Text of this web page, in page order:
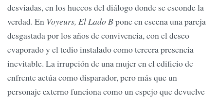
desviadas, en los huecos del diálogo donde se esconde la
verdad. En Voyeurs, El Lado Bpone en escena una pareja
desgastada por los años de convivencia, con el deseo
evaporado y el tedio instalado como tercera presencia
inevitable. La irrupción de una mujer en el edificio de
enfrente actúa como disparador, pero más que un
personaje externo funciona como un espejo que devuelve